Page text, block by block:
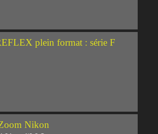
plein format : série F
Nikon